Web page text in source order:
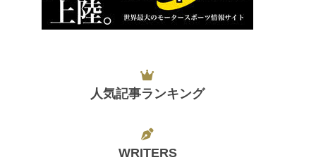
人気記事ランキング
WRITERS